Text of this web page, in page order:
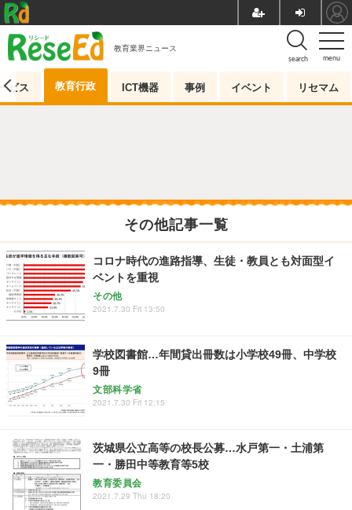
menu
search
教育業界ニュース
ビス 教育行政 ICT機器 事例 イベント リセマム
その他記事一覧
コロナ時代の進路指導、生徒・教員とも対面型イ
ベントを重視
その他
2021.7.30 Fri 13:50
学校図書館…年間貸出冊数は小学校49冊、中学校
9冊
文部科学省
2021.7.30 Fri 12:15
茨城県公立高等の校長公募…水戸第一・土浦第
一・勝田中等教育等5校
教育委員会
2021.7.29 Thu 18:20